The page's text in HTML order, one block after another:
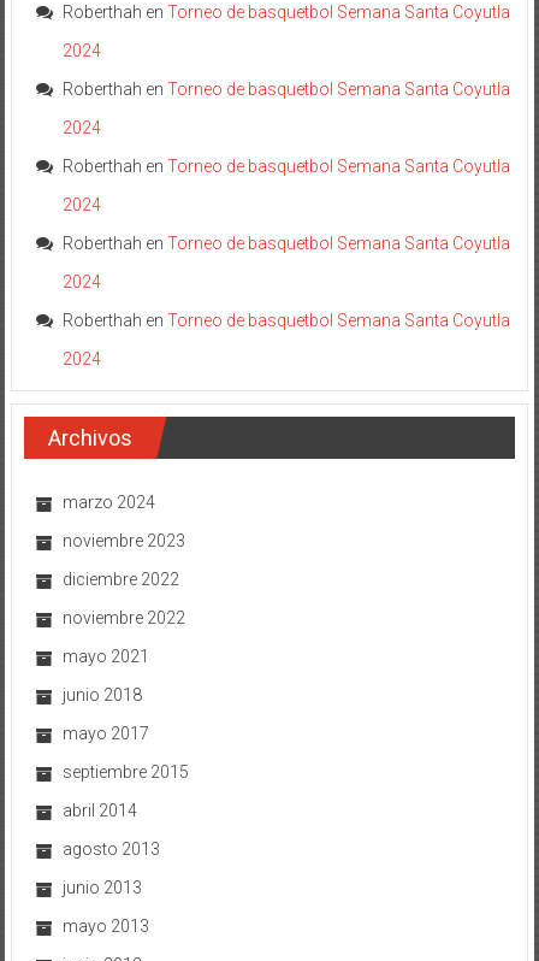
Roberthah en Torneo de basquetbol Semana Santa Coyutla
2024
Roberthah en Torneo de basquetbol Semana Santa Coyutla
2024
Roberthah en Torneo de basquetbol Semana Santa Coyutla
2024
Roberthah en Torneo de basquetbol Semana Santa Coyutla
2024
Roberthah en Torneo de basquetbol Semana Santa Coyutla
2024
Archivos
marzo 2024
noviembre 2023
diciembre 2022
noviembre 2022
mayo 2021
junio 2018
mayo 2017
septiembre 2015
abril 2014
agosto 2013
junio 2013
mayo 2013